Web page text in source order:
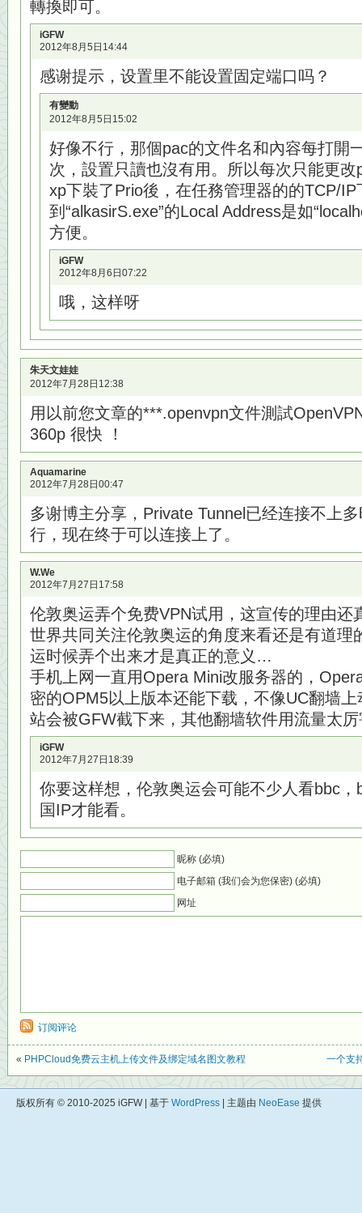
轉換即可。
iGFW
2012年8月5日14:44
感谢提示，设置里不能设置固定端口吗？
有變動
2012年8月5日15:02
好像不行，那個pac的文件名和內容每打開
次，設置只讀也沒有用。所以每次只能更
xp下裝了Prio後，在任務管理器的的TCP/IP
到“alkasirS.exe”的Local Address是如
方便。
iGFW
2012年8月6日07:22
哦，这样呀
朱天文娃娃
2012年7月28日12:38
用以前您文章的***.openvpn文件測試
360p 很快 ！
Aquamarine
2012年7月28日00:47
多谢博主分享，Private Tunnel已经连接不上
行，现在终于可以连接上了。
W.We
2012年7月27日17:58
伦敦奥运弄个免费VPN试用，这宣传的理由还
世界共同关注伦敦奥运的角度来看还是有道理
运时候弄个出来才是真正的意义…
手机上网一直用Opera Mini改服务器的，
密的OPM5以上版本还能下载，不像UC翻墙上
站会被GFW截下来，其他翻墙软件用流量太
iGFW
2012年7月27日18:39
你要这样想，伦敦奥运会可能不少人看bbc
国IP才能看。
昵称 (必填)
电子邮箱 (我们会为您保密) (必填)
网址
订阅评论
« PHPCloud免费云主机上传文件及绑定域名图文教程 一个支
版权所有 © 2010-2025 iGFW | 基于 WordPress | 主题由 NeoEase 提供